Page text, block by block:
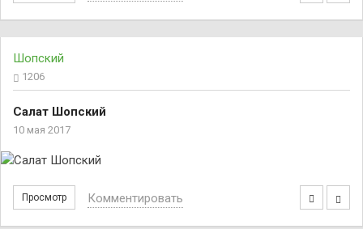
Шопский
1206
Салат Шопский
10 мая 2017
Просмотр Комментировать